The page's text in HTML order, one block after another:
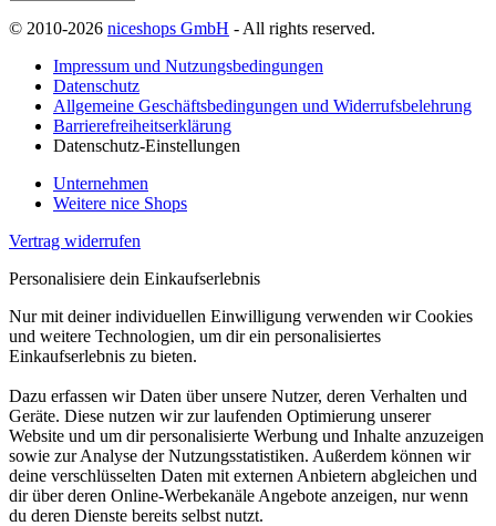
© 2010-2026 niceshops GmbH - All rights reserved.
Impressum und Nutzungsbedingungen
Datenschutz
Allgemeine Geschäftsbedingungen und Widerrufsbelehrung
Barrierefreiheitserklärung
Datenschutz-Einstellungen
Unternehmen
Weitere nice Shops
Vertrag widerrufen
Personalisiere dein Einkaufserlebnis
Nur mit deiner individuellen Einwilligung verwenden wir Cookies
und weitere Technologien, um dir ein personalisiertes
Einkaufserlebnis zu bieten.
Dazu erfassen wir Daten über unsere Nutzer, deren Verhalten und
Geräte. Diese nutzen wir zur laufenden Optimierung unserer
Website und um dir personalisierte Werbung und Inhalte anzuzeigen
sowie zur Analyse der Nutzungsstatistiken. Außerdem können wir
deine verschlüsselten Daten mit externen Anbietern abgleichen und
dir über deren Online-Werbekanäle Angebote anzeigen, nur wenn
du deren Dienste bereits selbst nutzt.